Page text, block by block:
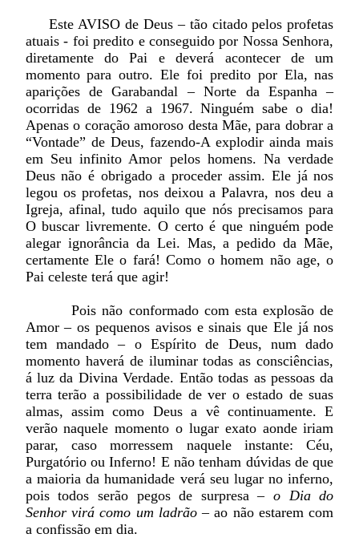
Este AVISO de Deus – tão citado pelos profetas
atuais - foi predito e conseguido por Nossa Senhora,
diretamente do Pai e deverá acontecer de um
momento para outro. Ele foi predito por Ela, nas
aparições de Garabandal – Norte da Espanha –
ocorridas de 1962 a 1967. Ninguém sabe o dia!
Apenas o coração amoroso desta Mãe, para dobrar a
“Vontade” de Deus, fazendo-A explodir ainda mais
em Seu infinito Amor pelos homens. Na verdade
Deus não é obrigado a proceder assim. Ele já nos
legou os profetas, nos deixou a Palavra, nos deu a
Igreja, afinal, tudo aquilo que nós precisamos para
O buscar livremente. O certo é que ninguém pode
alegar ignorância da Lei. Mas, a pedido da Mãe,
certamente Ele o fará! Como o homem não age, o
Pai celeste terá que agir!
Pois não conformado com esta explosão de
Amor – os pequenos avisos e sinais que Ele já nos
tem mandado – o Espírito de Deus, num dado
momento haverá de iluminar todas as consciências,
á luz da Divina Verdade. Então todas as pessoas da
terra terão a possibilidade de ver o estado de suas
almas, assim como Deus a vê continuamente. E
verão naquele momento o lugar exato aonde iriam
parar, caso morressem naquele instante: Céu,
Purgatório ou Inferno! E não tenham dúvidas de que
a maioria da humanidade verá seu lugar no inferno,
pois todos serão pegos de surpresa –o Dia do
Senhor virá como um ladrão– ao não estarem com
a confissão em dia.